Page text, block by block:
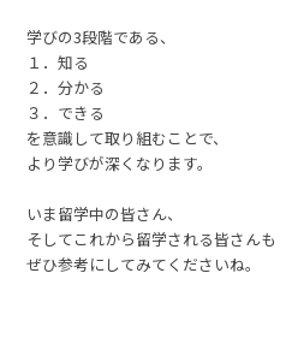
学びの3段階である、
１．知る
２．分かる
３．できる
を意識して取り組むことで、
より学びが深くなります。
いま留学中の皆さん、
そしてこれから留学される皆さんも
ぜひ参考にしてみてくださいね。